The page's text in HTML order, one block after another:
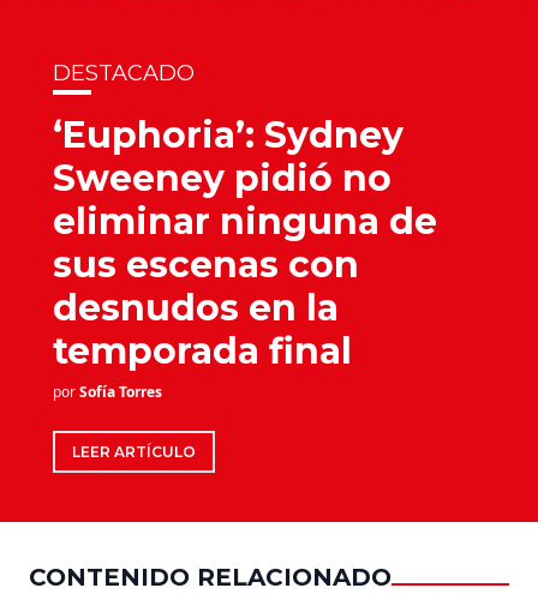
DESTACADO
‘Euphoria’: Sydney
Sweeney pidió no
eliminar ninguna de
sus escenas con
desnudos en la
temporada final
porSofía Torres
LEER ARTÍCULO
CONTENIDO RELACIONADO